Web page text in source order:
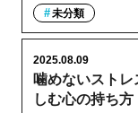
未分類
噛めないスト
しむ心の持ち方
2025.08.09